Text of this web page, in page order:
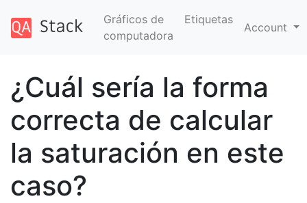
Gráficos de
computadora
Etiquetas
Account
¿Cuál sería la forma
correcta de calcular
la saturación en este
caso?